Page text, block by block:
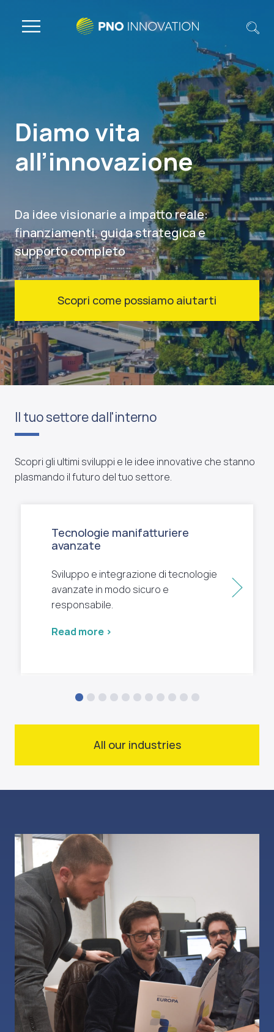
Diamo vita
all’innovazione
Da idee visionarie a impatto reale:
finanziamenti, guida strategica e
supporto completo
Scopri come possiamo aiutarti
Il tuo settore dall'interno
Scopri gli ultimi sviluppi e le idee innovative che stanno
plasmando il futuro del tuo settore.
Tecnologie manifatturiere
avanzate
Sviluppo e integrazione di tecnologie
avanzate in modo sicuro e
responsabile.
Read more >
All our industries